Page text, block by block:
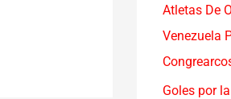
Atletas De
Venezuela
Goles por